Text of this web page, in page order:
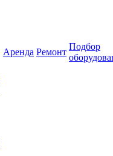
Аренда Ремонт
Подбор